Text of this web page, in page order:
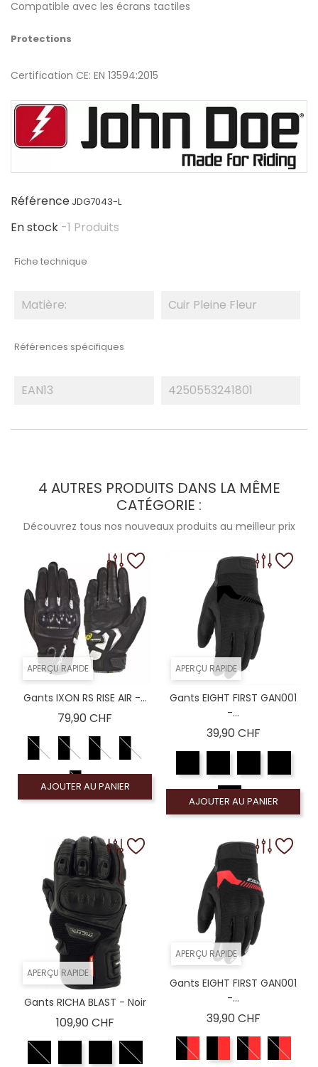
Compatible avec les écrans tactiles
Protections
Certification CE: EN 13594:2015
Référence JDG7043-L
En stock -1 Produits
Fiche technique
Matière: Cuir Pleine Fleur
Références spécifiques
EAN13 4250553241801
4 AUTRES PRODUITS DANS LA MÊME
CATÉGORIE :
Découvrez tous nos nouveaux produits au meilleur prix
APERÇU RAPIDE
Gants IXON RS RISE AIR -...
79,90 CHF
AJOUTER AU PANIER
APERÇU RAPIDE
Gants EIGHT FIRST GAN001
-...
39,90 CHFPrix
AJOUTER AU PANIER
APERÇU RAPIDE
Gants RICHA BLAST - Noir
109,90 CHFPrix
APERÇU RAPIDE
Gants EIGHT FIRST GAN001
-...
39,90 CHFPrix